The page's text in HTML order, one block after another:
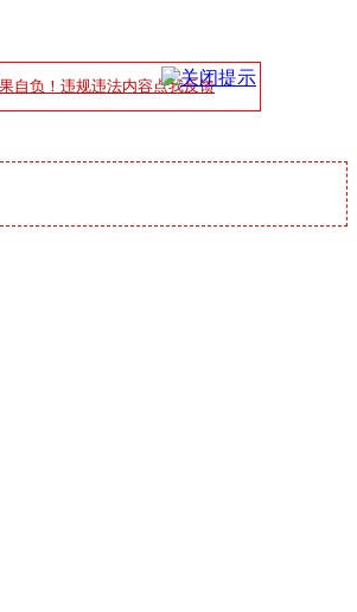
自负！违规违法内容点我反馈